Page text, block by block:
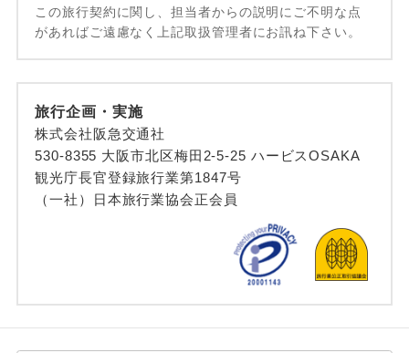
この旅行契約に関し、担当者からの説明にご不明な点
があればご遠慮なく上記取扱管理者にお訊ね下さい。
旅行企画・実施
株式会社阪急交通社
530-8355 大阪市北区梅田2-5-25 ハービスOSAKA
観光庁長官登録旅行業第1847号
（一社）日本旅行業協会正会員